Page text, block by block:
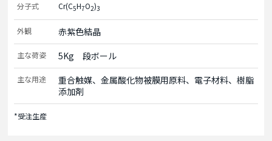
分子式 Cr(C5H7O2)3
外観 赤紫色結晶
主な荷姿 5Kg　段ボール
主な用途
重合触媒、金属酸化物被膜用原料、電子材料、樹脂
添加剤
*受注生産